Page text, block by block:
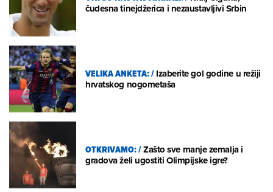
čudesna tinejdžerica i nezaustavljivi Srbin
VELIKA ANKETA:/Izaberite gol godine u režiji
hrvatskog nogometaša
OTKRIVAMO:/Zašto sve manje zemalja i
gradova želi ugostiti Olimpijske igre?